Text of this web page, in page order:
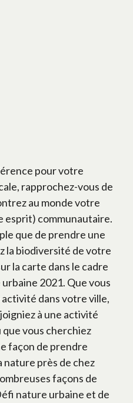
pour votre
rapprochez-vous de
au monde votre
esprit) communautaire.
que de prendre une
la biodiversité de votre
la carte dans le cadre
2021. Que vous
dans votre ville,
à une activité
que vous cherchiez
façon de prendre
nature près de chez
façons de
nature urbaine et de